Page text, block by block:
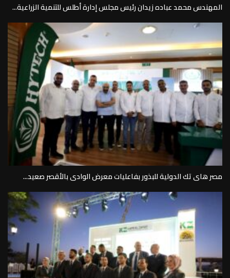
المهندس محمد عباده زيدان رئيس مجلس إدارة أطلس للتنمية الزراعية...
مصر هاى تك الدولية للبذور بفاعليات معرض الوادى بالأقصر صعيد...